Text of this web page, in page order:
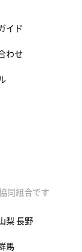
イド
わせ
同組合です
梨 長野
馬